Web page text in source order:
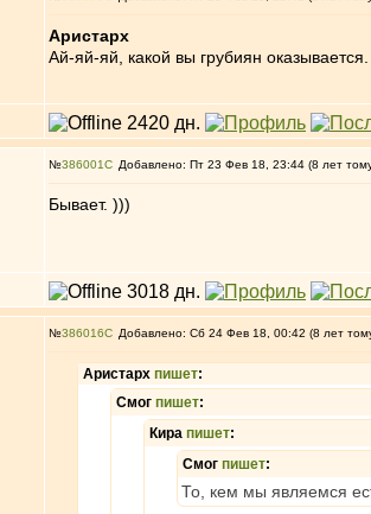
Аристарх
Ай-яй-яй, какой вы грубиян оказывается.
№386001 Добавлено: Пт 23 Фев 18, 23:44 (8 лет
Бывает. )))
№386016 Добавлено: Сб 24 Фев 18, 00:42 (8 лет
Аристарх пишет:
Смог пишет:
Кира пишет:
Смог пишет:
То, кем мы являемся